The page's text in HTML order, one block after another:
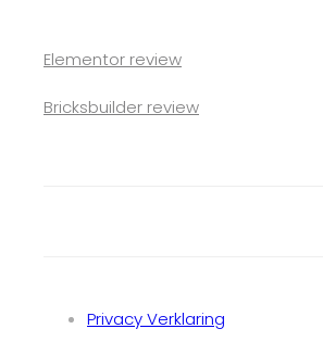
Elementor review
Bricksbuilder review
Privacy Verklaring